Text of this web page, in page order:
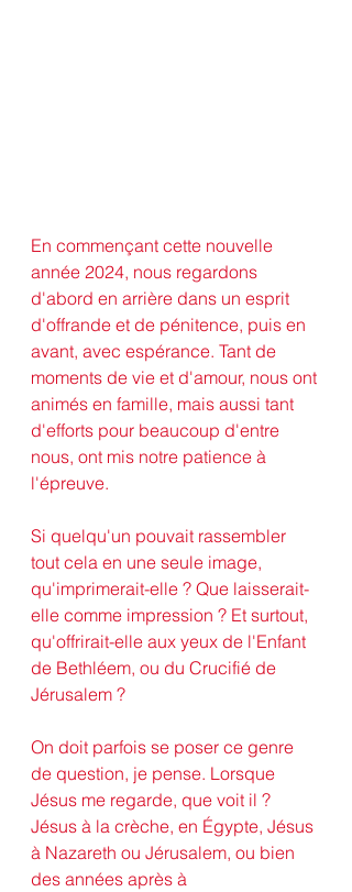
En commençant cette nouvelle
année 2024, nous regardons
d'abord en arrière dans un esprit
d'offrande et de pénitence, puis en
avant, avec espérance. Tant de
moments de vie et d'amour, nous ont
animés en famille, mais aussi tant
d'efforts pour beaucoup d'entre
nous, ont mis notre patience à
l'épreuve.
Si quelqu'un pouvait rassembler
tout cela en une seule image,
qu'imprimerait-elle ? Que laisserait-
elle comme impression ? Et surtout,
qu'offrirait-elle aux yeux de l'Enfant
de Bethléem, ou du Crucifié de
Jérusalem ?
On doit parfois se poser ce genre
de question, je pense. Lorsque
Jésus me regarde, que voit il ?
Jésus à la crèche, en Égypte, Jésus
à Nazareth ou Jérusalem, ou bien
des années après à